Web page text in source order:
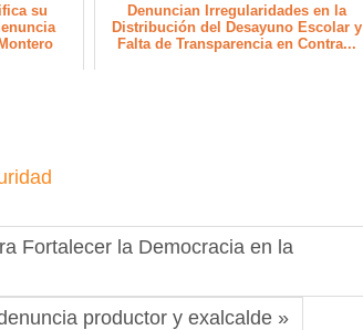
su
Denuncian Irregularidades en la
Distribución del Desayuno Escolar y
Falta de Transparencia en Contra...
Fortalecer la Democracia en la
productor y exalcalde »